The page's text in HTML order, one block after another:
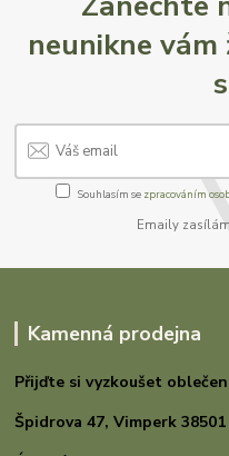
neunikne
Souhlasím se zpracováním
Emaily
Kamenná prodejna
Přijďte si vyzkoušet
Špidrova 47,Vimperk 38501